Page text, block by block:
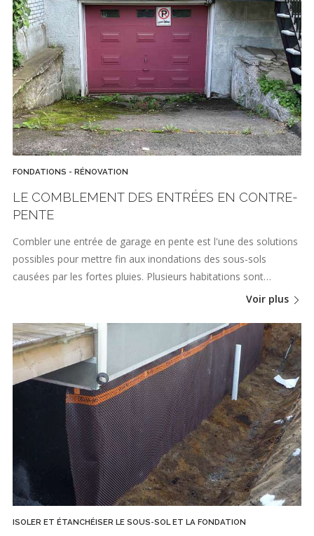
FONDATIONS - RÉNOVATION
LE COMBLEMENT DES ENTRÉES EN CONTRE-
PENTE
Combler une entrée de garage en pente est l'une des solutions
possibles pour mettre fin aux inondations des sous-sols
causées par les fortes pluies. Plusieurs habitations sont…
Voir plus
ISOLER ET ÉTANCHÉISER LE SOUS-SOL ET LA FONDATION